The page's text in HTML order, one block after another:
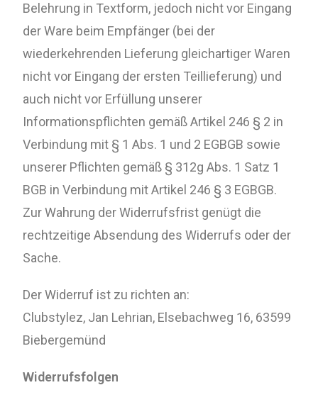
Belehrung in Textform, jedoch nicht vor Eingang
der Ware beim Empfänger (bei der
wiederkehrenden Lieferung gleichartiger Waren
nicht vor Eingang der ersten Teillieferung) und
auch nicht vor Erfüllung unserer
Informationspflichten gemäß Artikel 246 § 2 in
Verbindung mit § 1 Abs. 1 und 2 EGBGB sowie
unserer Pflichten gemäß § 312g Abs. 1 Satz 1
BGB in Verbindung mit Artikel 246 § 3 EGBGB.
Zur Wahrung der Widerrufsfrist genügt die
rechtzeitige Absendung des Widerrufs oder der
Sache.
Der Widerruf ist zu richten an:
Clubstylez, Jan Lehrian, Elsebachweg 16, 63599
Biebergemünd
Widerrufsfolgen